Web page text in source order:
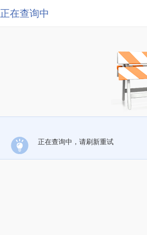
正在查询中
正在查询中，请刷新重试